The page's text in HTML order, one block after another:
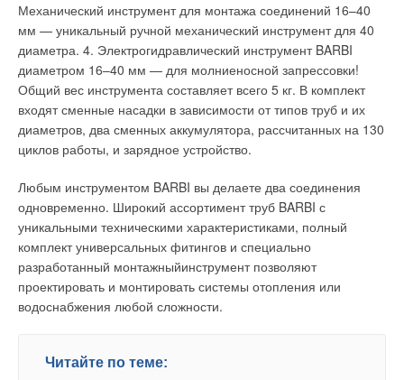
Механический инструмент для монтажа соединений 16–40
мм — уникальный ручной механический инструмент для 40
диаметра. 4. Электрогидравлический инструмент BARBI
диаметром 16–40 мм — для молниеносной запрессовки!
Общий вес инструмента составляет всего 5 кг. В комплект
входят сменные насадки в зависимости от типов труб и их
диаметров, два сменных аккумулятора, рассчитанных на 130
циклов работы, и зарядное устройство.
Любым инструментом BARBI вы делаете два соединения
одновременно. Широкий ассортимент труб BARBI с
уникальными техническими характеристиками, полный
комплект универсальных фитингов и специально
разработанный монтажныйинструмент позволяют
проектировать и монтировать системы отопления или
водоснабжения любой сложности.
Читайте по теме:
постоянными магнитами из редкоземельного металла
неодима развивает высокие крутящие моменты, которые
достаточны для нормальной работы компрессора во всем
диапазоне эксплуатационных параметров. При этом данный
электродвигатель имеет самую высокую эффективность
среди подобных электродвигателей, за что отмечен
многочисленными наградами на международных выставках.
подвижной и неподвижной спиралью подается под
давлением масло, которое значительно уменьшает потери
на трение и снижает перетечки хладагента. Масляная
«подушка» нейтрализует отрицательное воздействие
высокого перепада давлений на работу компрессора.
«Орбитальный» компрессор отличается от традиционного и
тем, что охлаждение электродвигателя производится
парами на всасывании.